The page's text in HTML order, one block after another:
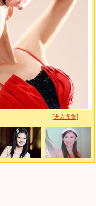
[进入图集]